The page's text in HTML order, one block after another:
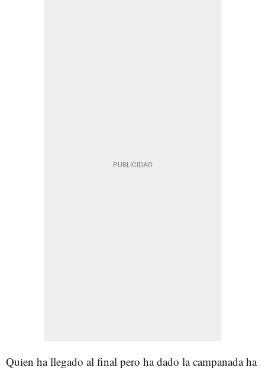
Quien ha llegado al final pero ha dado la campanada ha